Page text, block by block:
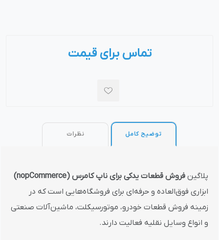
تماس برای قیمت
توضیح کامل نظرات
پلاگین فروش قطعات یدکی برای ناپ کامرس (nopCommerce)
ابزاری فوق‌العاده و حرفه‌ای برای فروشگاه‌هایی است که در
زمینه فروش قطعات خودرو، موتورسیکلت، ماشین‌آلات صنعتی
و انواع وسایل نقلیه فعالیت دارند.